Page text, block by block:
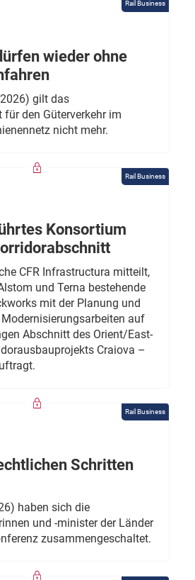
Rail Business
wieder ohne
gilt das
den Güterverkehr im
nicht mehr.
Rail Business
Konsortium
CFR Infrastructura mitteilt,
und Terna bestehende
mit der Planung und
auf
Abschnitt des Orient/East-
Craiova –
Rail Business
Schritten
haben sich die
und -minister der Länder
zusammengeschaltet.